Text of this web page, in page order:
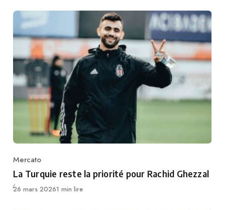
Category
Mercato
La Turquie reste la priorité pour Rachid Ghezzal
Publié
26 mars 20261 min lire